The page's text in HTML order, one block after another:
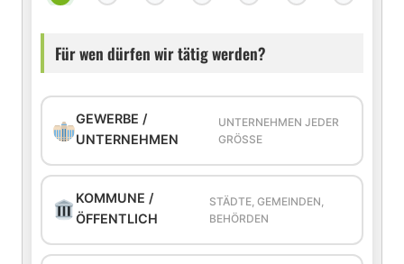
Für wen dürfen wir tätig werden?
GEWERBE /
UNTERNEHMEN
UNTERNEHMEN JEDER
GRÖSSE
KOMMUNE /
ÖFFENTLICH
STÄDTE, GEMEINDEN,
BEHÖRDEN